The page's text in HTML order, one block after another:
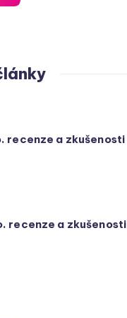
recenze a zkušenosti
recenze a zkušenosti